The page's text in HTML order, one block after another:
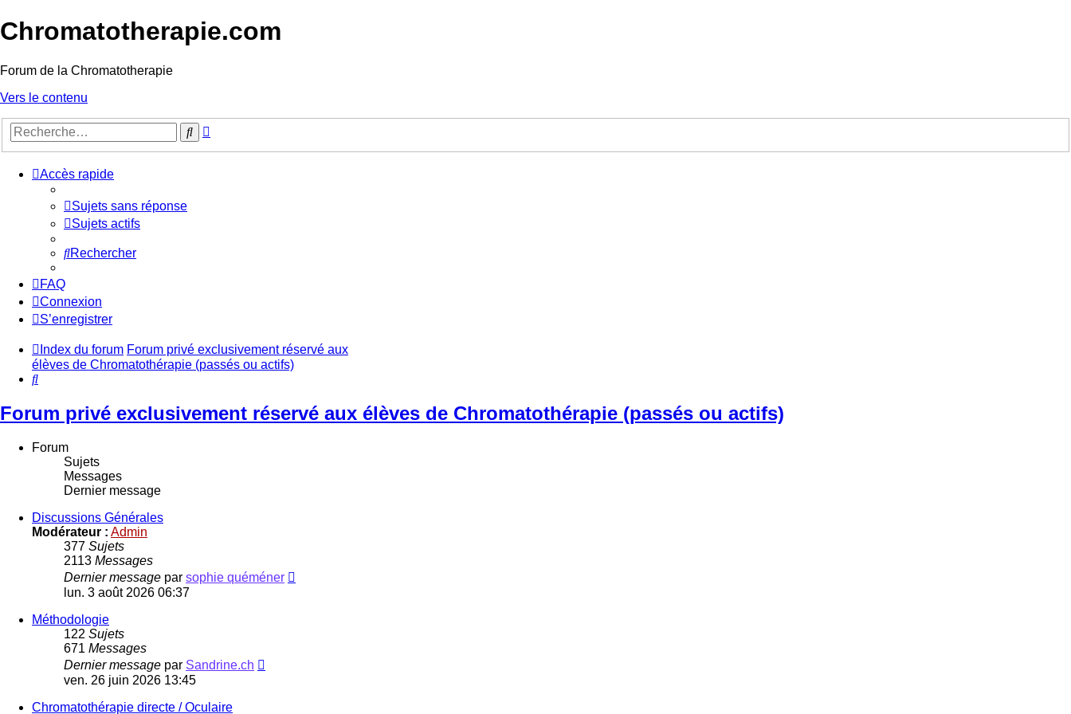
Chromatotherapie.com
Forum de la Chromatotherapie
Vers le contenu
Rechercher
Accès rapide
Sujets sans réponse
Sujets actifs
Rechercher
FAQ
Connexion
S’enregistrer
Index du forum Forum privé exclusivement réservé aux
élèves de Chromatothérapie (passés ou actifs)
Rechercher
Forum privé exclusivement réservé aux élèves de Chromatothérapie (passés ou actifs)
Forum
Sujets
Messages
Dernier message
Discussions Générales
Modérateur : Admin
377 Sujets
2113 Messages
Dernier message par sophie quéméner
lun. 3 août 2026 06:37
Méthodologie
122 Sujets
671 Messages
Dernier message par Sandrine.ch
ven. 26 juin 2026 13:45
Chromatothérapie directe / Oculaire